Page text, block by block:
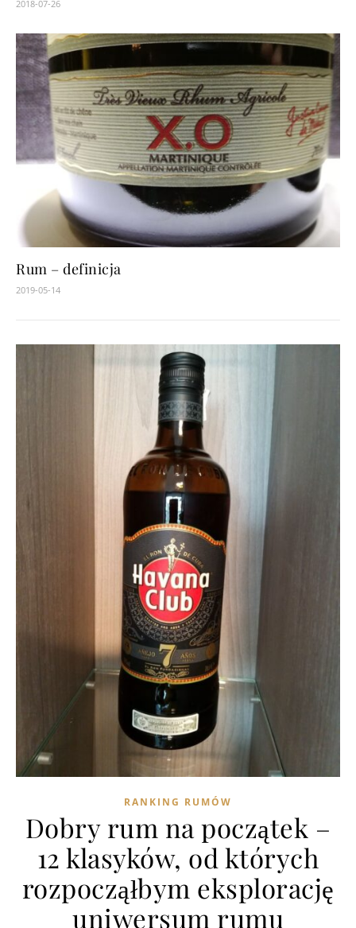
2018-07-26
Rum – definicja
2019-05-14
RANKING RUMÓW
Dobry rum na początek –
12 klasyków, od których
rozpocząłbym eksplorację
uniwersum rumu